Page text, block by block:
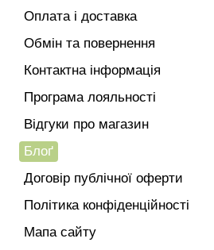
Оплата і доставка
Обмін та повернення
Контактна інформація
Програма лояльності
Відгуки про магазин
Блоґ
Договір публічної оферти
Політика конфіденційності
Мапа сайту